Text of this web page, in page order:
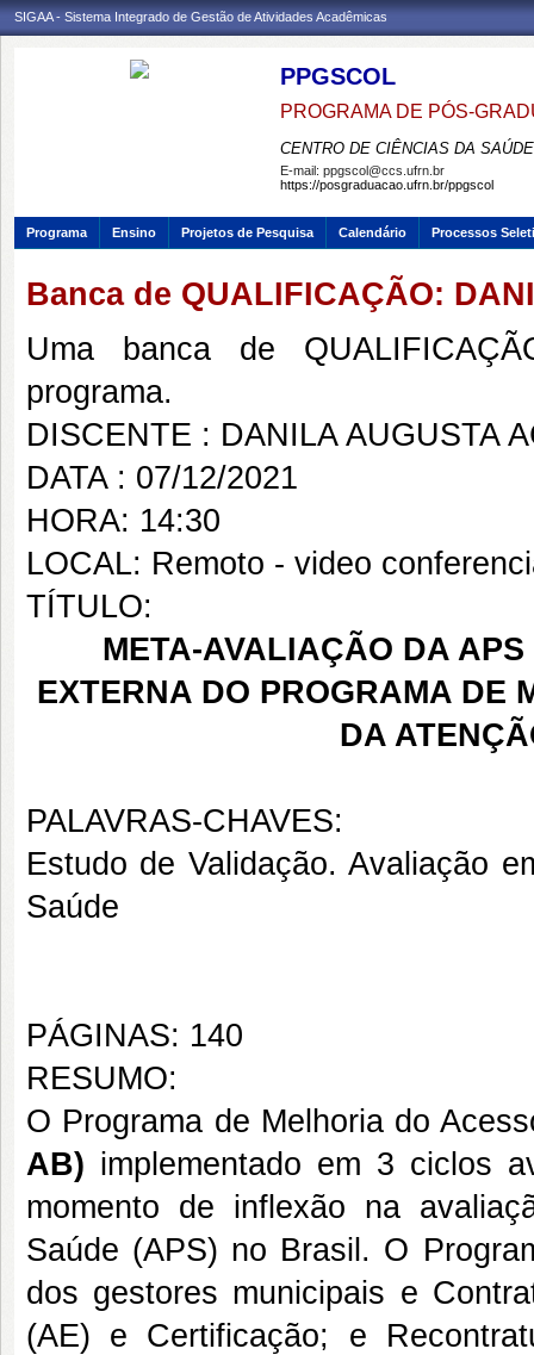
SIGAA - Sistema Integrado de Gestão de Atividades Acadêmicas
PPGSCOL
PROGRAMA DE PÓS-
CENTRO DE CIÊNCIAS DA SAÚDE
E-mail: ppgscol@ccs.ufrn.br
https://posgraduacao.ufrn.br/ppgscol
Programa Ensino Projetos de Pesquisa Calendário Processos
Banca de QUALIFICAÇÃO:
Uma banca de
programa.
DISCENTE : DANILA AUGUSTA
DATA : 07/12/2021
HORA: 14:30
LOCAL: Remoto - video
TÍTULO:
META-AVALIAÇÃO DA
EXTERNA DO PROGRAMA DE
DA
PALAVRAS-CHAVES:
Estudo de Validação. Avaliação
Saúde
PÁGINAS: 140
RESUMO:
O Programa de Melhoria do
AB) implementado em 3 ciclos
momento de inflexão na
Saúde (APS) no Brasil. O
dos gestores municipais e
(AE) e Certificação; e